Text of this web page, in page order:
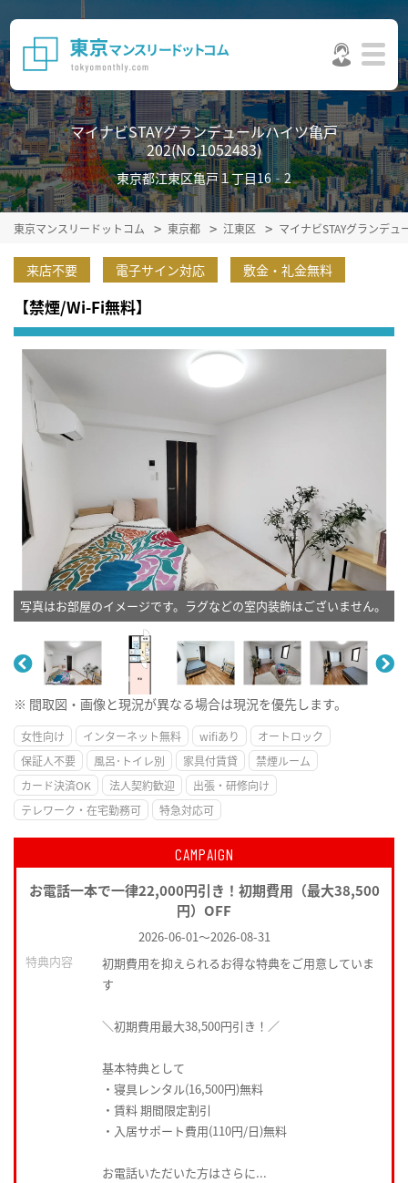
マイナビSTAYグランデュールハイツ亀戸
202(No.1052483)
東京都江東区亀戸１丁目16‐2
東京マンスリードットコム 東京都 江東区 マイナビSTAYグランデ
来店不要 電子サイン対応 敷金・礼金無料
【禁煙/Wi-Fi無料】
写真はお部屋のイメージです。ラグなどの室内装飾はございません。
※ 間取図・画像と現況が異なる場合は現況を優先します。
女性向け インターネット無料 wifiあり
オートロック
保証人不要
風呂･トイレ別 家具付賃貸
禁煙ルーム
カード決済OK
法人契約歓迎
出張・研修向け
テレワーク・在宅勤務可
特急対応可
CAMPAIGN
お電話一本で一律22,000円引き！初期費用（最大38,500
円）OFF
2026-06-01～2026-08-31
特典内容
初期費用を抑えられるお得な特典をご用意していま
す
＼初期費用最大38,500円引き！／
基本特典として
・寝具レンタル(16,500円)無料
・賃料 期間限定割引
・入居サポート費用(110円/日)無料
お電話いただいた方はさらに...